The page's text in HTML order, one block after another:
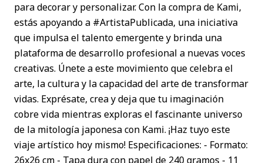
para decorar y personalizar. Con la compra de Kami,
estás apoyando a #ArtistaPublicada, una iniciativa
que impulsa el talento emergente y brinda una
plataforma de desarrollo profesional a nuevas voces
creativas. Únete a este movimiento que celebra el
arte, la cultura y la capacidad del arte de transformar
vidas. Exprésate, crea y deja que tu imaginación
cobre vida mientras exploras el fascinante universo
de la mitología japonesa con Kami. ¡Haz tuyo este
viaje artístico hoy mismo! Especificaciones: - Formato:
26x26 cm - Tapa dura con papel de 240 gramos - 11